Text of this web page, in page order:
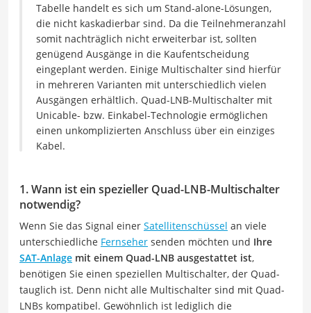
Tabelle handelt es sich um Stand-alone-Lösungen,
die nicht kaskadierbar sind. Da die Teilnehmeranzahl
somit nachträglich nicht erweiterbar ist, sollten
genügend Ausgänge in die Kaufentscheidung
eingeplant werden. Einige Multischalter sind hierfür
in mehreren Varianten mit unterschiedlich vielen
Ausgängen erhältlich. Quad-LNB-Multischalter mit
Unicable- bzw. Einkabel-Technologie ermöglichen
einen unkomplizierten Anschluss über ein einziges
Kabel.
1. Wann ist ein spezieller Quad-LNB-Multischalter
notwendig?
Wenn Sie das Signal einer Satellitenschüssel an viele
unterschiedliche Fernseher senden möchten und Ihre
SAT-Anlage mit einem Quad-LNB ausgestattet ist,
benötigen Sie einen speziellen Multischalter, der Quad-
tauglich ist. Denn nicht alle Multischalter sind mit Quad-
LNBs kompatibel. Gewöhnlich ist lediglich die